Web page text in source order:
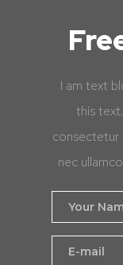
I am text
this
consectetur
nec